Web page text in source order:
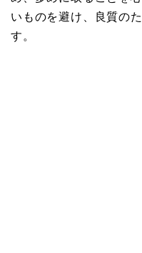
いものを避け、良質の
す。